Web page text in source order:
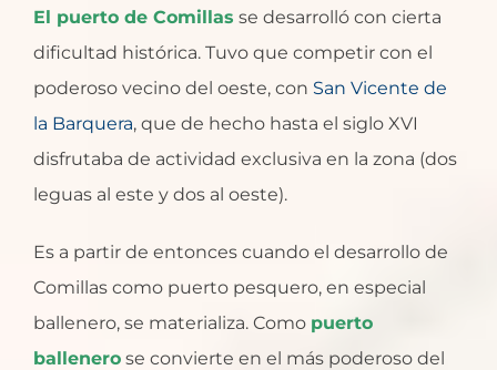
El puerto de Comillas se desarrolló con cierta
dificultad histórica. Tuvo que competir con el
poderoso vecino del oeste, con San Vicente de
la Barquera, que de hecho hasta el siglo XVI
disfrutaba de actividad exclusiva en la zona (dos
leguas al este y dos al oeste).
Es a partir de entonces cuando el desarrollo de
Comillas como puerto pesquero, en especial
ballenero, se materializa. Como puerto
ballenero se convierte en el más poderoso del